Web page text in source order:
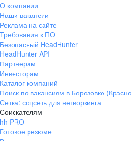
pr@nsk.hh.ru
О компании
Наши вакансии
Реклама на сайте
Требования к ПО
Безопасный HeadHunter
HeadHunter API
Партнерам
Инвесторам
Каталог компаний
Поиск по вакансиям в Березовке
Сетка: соцсеть для нетворкинга
Соискателям
hh PRO
Готовое резюме